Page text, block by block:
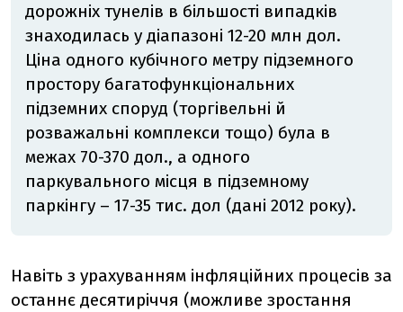
дорожніх тунелів в більшості випадків
знаходилась у діапазоні 12-20 млн дол.
Ціна одного кубічного метру підземного
простору багатофункціональних
підземних споруд (торгівельні й
розважальні комплекси тощо) була в
межах 70-370 дол., а одного
паркувального місця в підземному
паркінгу – 17-35 тис. дол (дані 2012 року).
Навіть з урахуванням інфляційних процесів за
останнє десятиріччя (можливе зростання